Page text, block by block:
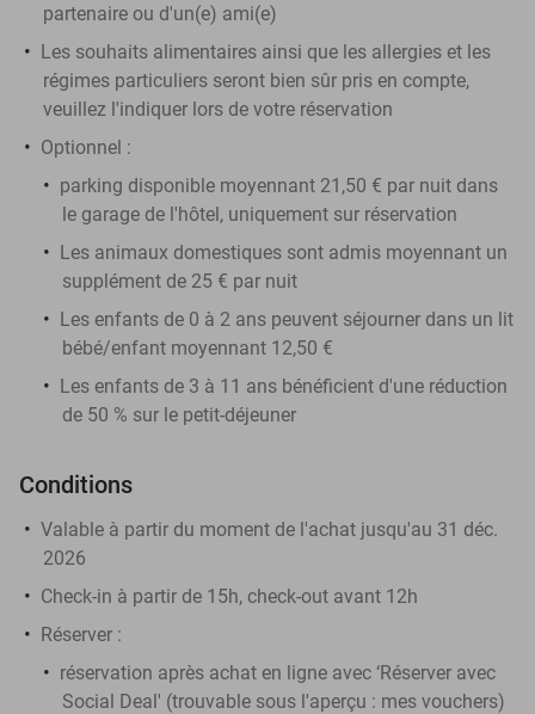
partenaire ou d'un(e) ami(e)
Les souhaits alimentaires ainsi que les allergies et les
régimes particuliers seront bien sûr pris en compte,
veuillez l'indiquer lors de votre réservation
Optionnel :
parking disponible moyennant 21,50 € par nuit dans
le garage de l'hôtel, uniquement sur réservation
Les animaux domestiques sont admis moyennant un
supplément de 25 € par nuit
Les enfants de 0 à 2 ans peuvent séjourner dans un lit
bébé/enfant moyennant 12,50 €
Les enfants de 3 à 11 ans bénéficient d'une réduction
de 50 % sur le petit-déjeuner
Conditions
Valable à partir du moment de l'achat jusqu'au 31 déc.
2026
Check-in à partir de 15h, check-out avant 12h
Réserver :
réservation après achat en ligne avec ‘Réserver avec
Social Deal' (trouvable sous l'aperçu : mes vouchers)